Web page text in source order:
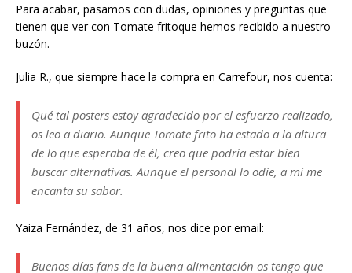
Para acabar, pasamos con dudas, opiniones y preguntas que
tienen que ver con Tomate fritoque hemos recibido a nuestro
buzón.
Julia R., que siempre hace la compra en Carrefour, nos cuenta:
Qué tal posters estoy agradecido por el esfuerzo realizado,
os leo a diario. Aunque Tomate frito ha estado a la altura
de lo que esperaba de él, creo que podría estar bien
buscar alternativas. Aunque el personal lo odie, a mí me
encanta su sabor.
Yaiza Fernández, de 31 años, nos dice por email:
Buenos días fans de la buena alimentación os tengo que